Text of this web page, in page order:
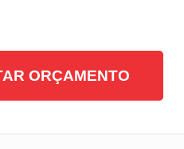
ORÇAMENTO